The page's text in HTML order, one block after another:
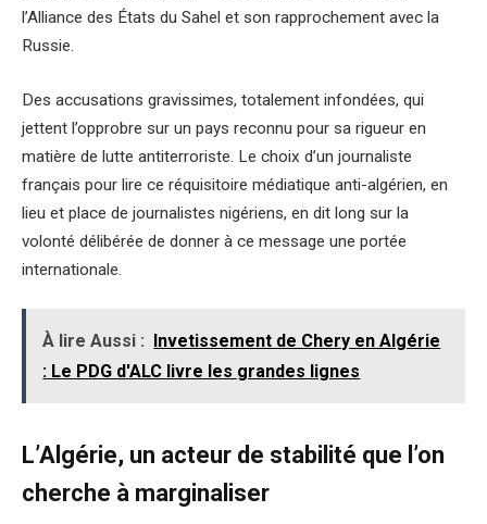
l’Alliance des États du Sahel et son rapprochement avec la
Russie.
Des accusations gravissimes, totalement infondées, qui
jettent l’opprobre sur un pays reconnu pour sa rigueur en
matière de lutte antiterroriste. Le choix d’un journaliste
français pour lire ce réquisitoire médiatique anti-algérien, en
lieu et place de journalistes nigériens, en dit long sur la
volonté délibérée de donner à ce message une portée
internationale.
À lire Aussi : Invetissement de Chery en Algérie
: Le PDG d'ALC livre les grandes lignes
L’Algérie, un acteur de stabilité que l’on
cherche à marginaliser